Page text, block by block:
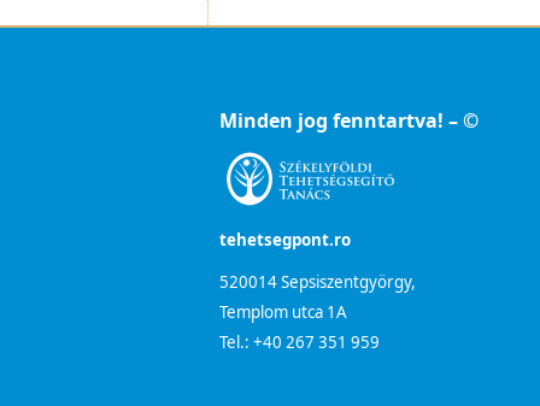
Minden jog fenntartva! – ©
tehetsegpont.ro
520014 Sepsiszentgyörgy,
Templom utca 1A
Tel.: +40 267 351 959